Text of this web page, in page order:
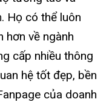
Họ có thể luôn
hơn về ngành
cấp nhiều thông
hệ tốt đẹp, bền
của doanh